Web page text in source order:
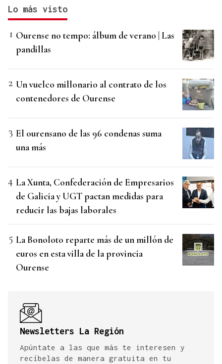
Lo más visto
Ourense no tempo: álbum de verano | Las
pandillas
Un vuelco millonario al contrato de los
contenedores de Ourense
El ourensano de las 96 condenas suma
una más
La Xunta, Confederación de Empresarios
de Galicia y UGT pactan medidas para
reducir las bajas laborales
La Bonoloto reparte más de un millón de
euros en esta villa de la provincia
Ourense
Newsletters La Región
Apúntate a las que más te interesen y
recíbelas de manera gratuita en tu